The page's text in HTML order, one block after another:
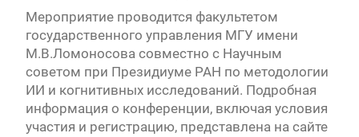
Мероприятие проводится факультетом
государственного управления МГУ имени
М.В.Ломоносова совместно с Научным
советом при Президиуме РАН по методологии
ИИ и когнитивных исследований. Подробная
информация о конференции, включая условия
участия и регистрацию, представлена на сайте